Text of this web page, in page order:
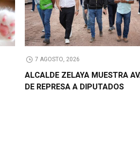
7 AGOSTO, 2026
ALCALDE ZELAYA MUESTRA
DE REPRESA A DIPUTADOS